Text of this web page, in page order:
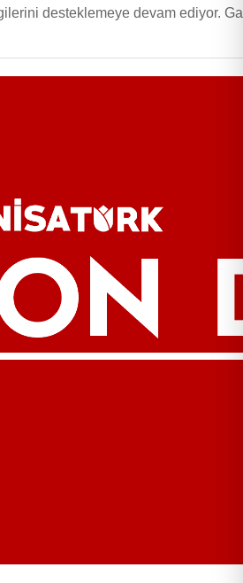
desteklemeye devam ediyor.